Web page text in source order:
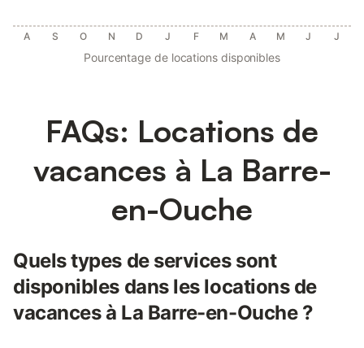
A S O N D J F M A M J J
Pourcentage de locations disponibles
FAQs: Locations de
vacances à La Barre-
en-Ouche
Quels types de services sont
disponibles dans les locations de
vacances à La Barre-en-Ouche ?